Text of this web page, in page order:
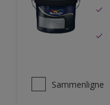
Sammenligne